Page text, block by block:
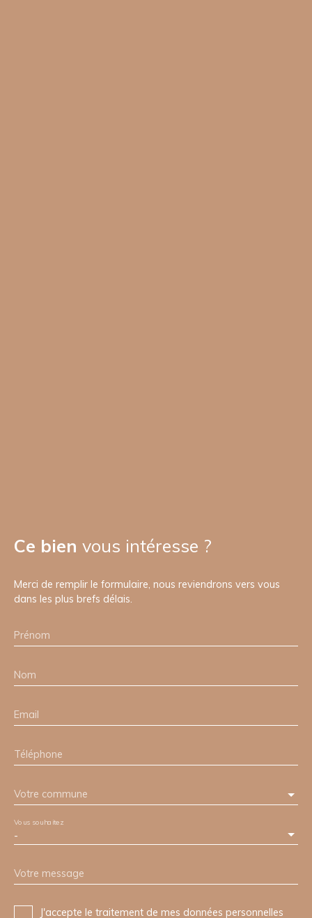
Ce bien vous intéresse ?
Merci de remplir le formulaire, nous reviendrons vers vous
dans les plus brefs délais.
Prénom
Nom
Email
Téléphone
Votre commune
-
Vous souhaitez
Votre message
J'accepte le traitement de mes données personnelles